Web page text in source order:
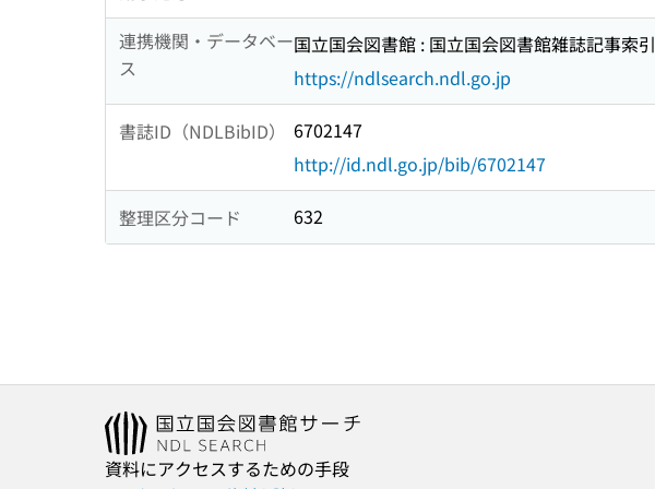
連携機関・データベー
ス
国立国会図書館 : 国立国会図書館雑誌記事索引
https://ndlsearch.ndl.go.jp
書誌ID（NDLBibID）
6702147
http://id.ndl.go.jp/bib/6702147
整理区分コード 632
資料にアクセスするための手段